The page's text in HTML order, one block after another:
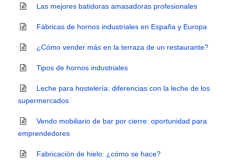
Las mejores batidoras amasadoras profesionales
Fábricas de hornos industriales en España y Europa
¿Cómo vender más en la terraza de un restaurante?
Tipos de hornos industriales
Leche para hostelería: diferencias con la leche de los
supermercados
Vendo mobiliario de bar por cierre: oportunidad para
emprendedores
Fabricación de hielo: ¿cómo se hace?